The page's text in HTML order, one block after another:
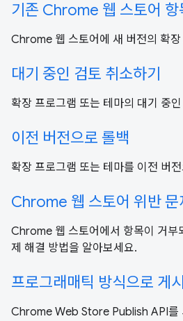
기존 Chrome 웹 스토어 항
Chrome 웹 스토어에 새 버전의 확
대기 중인 검토 취소하기
확장 프로그램 또는 테마의 대기 중
이전 버전으로 롤백
확장 프로그램 또는 테마를 이전 버
Chrome 웹 스토어 위반 문
Chrome 웹 스토어에서 항목이 거부
제 해결 방법을 알아보세요.
프로그래매틱 방식으로 게시
Chrome Web Store Publish API를